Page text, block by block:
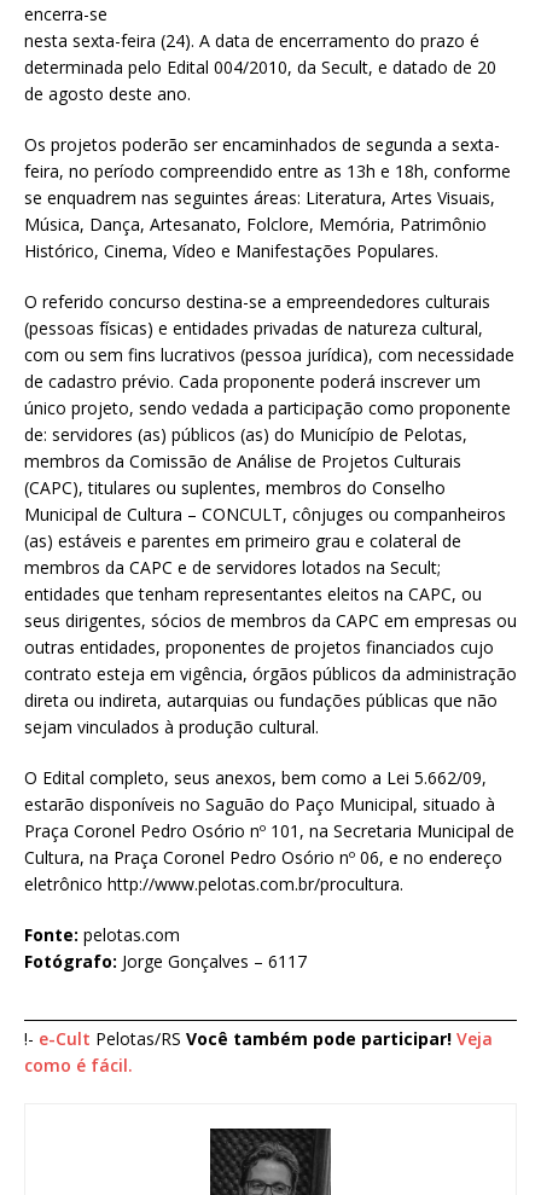
encerra-se
nesta sexta-feira (24). A data de encerramento do prazo é
determinada pelo Edital 004/2010, da Secult, e datado de 20
de agosto deste ano.
Os projetos poderão ser encaminhados de segunda a sexta-
feira, no período compreendido entre as 13h e 18h, conforme
se enquadrem nas seguintes áreas: Literatura, Artes Visuais,
Música, Dança, Artesanato, Folclore, Memória, Patrimônio
Histórico, Cinema, Vídeo e Manifestações Populares.
O referido concurso destina-se a empreendedores culturais
(pessoas físicas) e entidades privadas de natureza cultural,
com ou sem fins lucrativos (pessoa jurídica), com necessidade
de cadastro prévio. Cada proponente poderá inscrever um
único projeto, sendo vedada a participação como proponente
de: servidores (as) públicos (as) do Município de Pelotas,
membros da Comissão de Análise de Projetos Culturais
(CAPC), titulares ou suplentes, membros do Conselho
Municipal de Cultura – CONCULT, cônjuges ou companheiros
(as) estáveis e parentes em primeiro grau e colateral de
membros da CAPC e de servidores lotados na Secult;
entidades que tenham representantes eleitos na CAPC, ou
seus dirigentes, sócios de membros da CAPC em empresas ou
outras entidades, proponentes de projetos financiados cujo
contrato esteja em vigência, órgãos públicos da administração
direta ou indireta, autarquias ou fundações públicas que não
sejam vinculados à produção cultural.
O Edital completo, seus anexos, bem como a Lei 5.662/09,
estarão disponíveis no Saguão do Paço Municipal, situado à
Praça Coronel Pedro Osório nº 101, na Secretaria Municipal de
Cultura, na Praça Coronel Pedro Osório nº 06, e no endereço
eletrônico http://www.pelotas.com.br/procultura.
Fonte: pelotas.com
Fotógrafo: Jorge Gonçalves – 6117
!- e-Cult Pelotas/RS Você também pode participar! Veja
como é fácil.